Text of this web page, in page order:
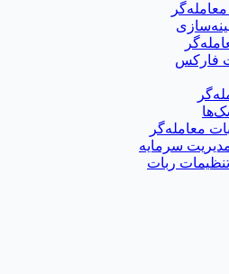
فارکس
معامله‌گر
سرمایه
ربات